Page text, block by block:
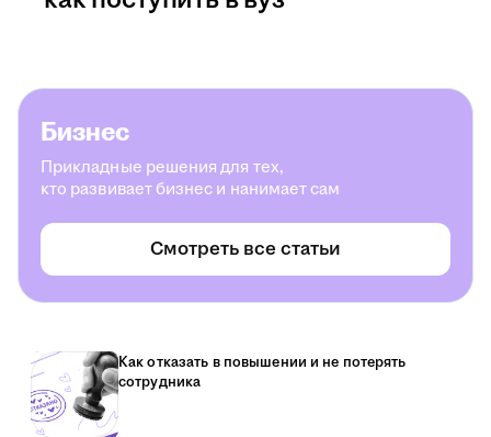
Бизнес
Прикладные решения для тех,
кто развивает бизнес и нанимает сам
Смотреть все статьи
Как отказать в повышении и не потерять
сотрудника